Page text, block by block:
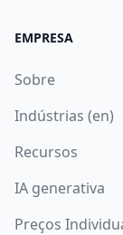
EMPRESA
Sobre
Indústrias (en)
Recursos
IA generativa
Preços